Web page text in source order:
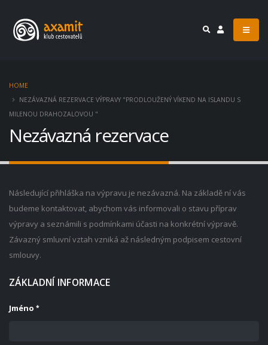
HOME
NEZÁVAZNÁ REZERVACE VÝPRAVY "PRODLOUŽENÝ VÍKEND NA ISLANDU S
MILENOU DRAHOZALOVOU "
Nezávazná rezervace
Následující přihláška na výpravu je nezávazná. Na základě ní vás
budeme kontaktovat, abychom vás informovali o stavu příprav
výpravy a seznámili s podmínkami účasti na konkrétní výpravě.
Závazný smluvní vztah vzniká až následným podpisem cestovní
smlouvy.
ZÁKLADNÍ INFORMACE
Jméno